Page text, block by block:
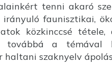
tenni akaró
faunisztikai,
közkinccsé
továbbá a témával
haltani szaknyelv